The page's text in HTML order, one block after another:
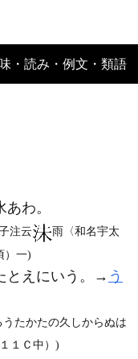
・読み・例文・類語
わ。
注云
雨〈和名宇太
）一)
とえにいう。→ う
たかたの久しからぬは
１Ｃ中）)